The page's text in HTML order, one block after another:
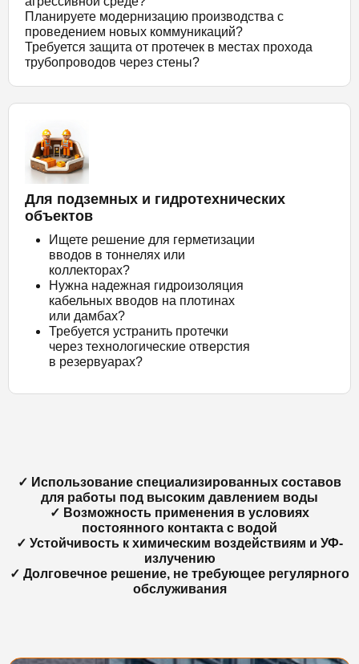
Планируете модернизацию производства с
проведением новых коммуникаций?
Требуется защита от протечек в местах прохода
трубопроводов через стены?
Для подземных и гидротехнических
объектов
Ищете решение для герметизации
вводов в тоннелях или
коллекторах?
Нужна надежная гидроизоляция
кабельных вводов на плотинах
или дамбах?
Требуется устранить протечки
через технологические отверстия
в резервуарах?
✓ Использование специализированных составов
для работы под высоким давлением воды
✓ Возможность применения в условиях
постоянного контакта с водой
✓ Устойчивость к химическим воздействиям и УФ-
излучению
✓ Долговечное решение, не требующее регулярного
обслуживания